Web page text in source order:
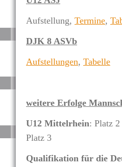
Aufstellung, Termine,
DJK 8 ASVb
Aufstellungen, Tabelle
weitere Erfolge
U12 Mittelrhein: Platz
Platz 3
Qualifikation für die